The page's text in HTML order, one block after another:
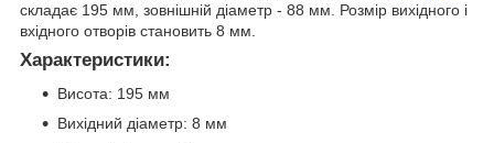
складає 195 мм, зовнішній діаметр - 88 мм. Розмір вихідного і
вхідного отворів становить 8 мм.
Характеристики:
Висота: 195 мм
Вихідний діаметр: 8 мм